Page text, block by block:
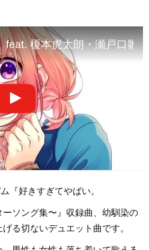
feat. 榎本虎太朗・瀬戸口雛
『好きすぎてやばい。
ソング集〜』収録曲、幼馴染の
る切ないデュエット曲です。